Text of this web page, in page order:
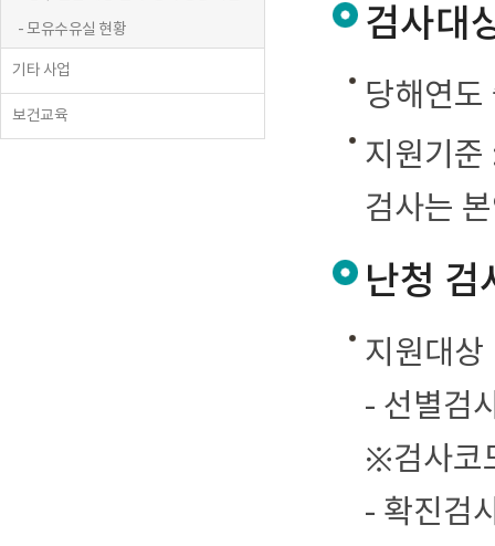
- 모유수유실 현황
기타 사업
보건교육
검사대
당해연도
지원기
검사는
난청 검
지원대상
- 선별검
※검사코
- 확진검